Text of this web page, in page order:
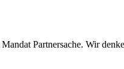
Partnersache. Wir